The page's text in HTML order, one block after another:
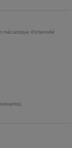
mécanique d'intensité